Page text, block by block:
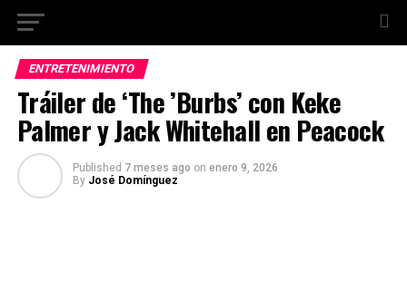
ENTRETENIMIENTO
Tráiler de ‘The ’Burbs’ con Keke
Palmer y Jack Whitehall en Peacock
Published 7 meses ago on enero 9, 2026
By José Domínguez